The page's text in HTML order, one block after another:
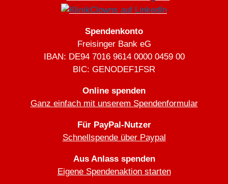
Spendenkonto
Freisinger Bank eG
IBAN: DE94 7016 9614 0000 0459 00
BIC: GENODEF1FSR
Online spenden
Ganz einfach mit unserem Spendenformular
Für PayPal-Nutzer
Schnellspende über Paypal
Aus Anlass spenden
Eigene Spendenaktion starten